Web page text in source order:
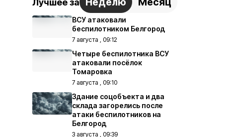
ВСУ атаковали
беспилотником Белгород
7 августа , 09:12
Четыре беспилотника ВСУ
атаковали посёлок
Томаровка
7 августа , 09:10
Здание соцобъекта и два
склада загорелись после
атаки беспилотников на
Белгород
3 августа , 09:39